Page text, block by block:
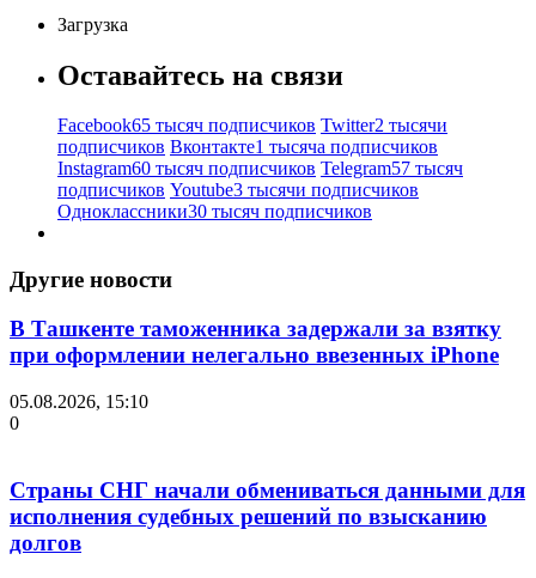
Загрузка
Оставайтесь на связи
Facebook65 тысяч подписчиков Twitter2 тысячи
подписчиков Вконтакте1 тысяча подписчиков
Instagram60 тысяч подписчиков Telegram57 тысяч
подписчиков Youtube3 тысячи подписчиков
Одноклассники30 тысяч подписчиков
Другие новости
В Ташкенте таможенника задержали за взятку
при оформлении нелегально ввезенных iPhone
05.08.2026, 15:10
0
Страны СНГ начали обмениваться данными для
исполнения судебных решений по взысканию
долгов